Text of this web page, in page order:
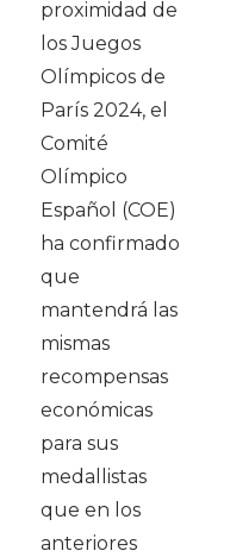
proximidad de
los Juegos
Olímpicos de
París 2024, el
Comité
Olímpico
Español (COE)
ha confirmado
que
mantendrá las
mismas
recompensas
económicas
para sus
medallistas
que en los
anteriores